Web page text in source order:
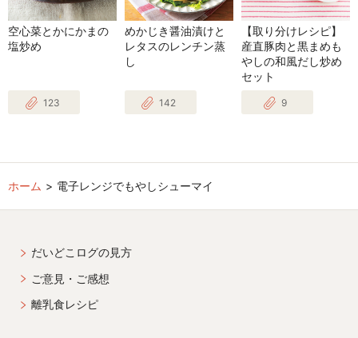
空心菜とかにかまの
塩炒め
123
めかじき醤油漬けと
レタスのレンチン蒸
し
142
【取り分けレシピ】
産直豚肉と黒まめも
やしの和風だし炒め
セット
9
ホーム 電子レンジでもやしシューマイ
だいどこログの見方
ご意見・ご感想
離乳食レシピ